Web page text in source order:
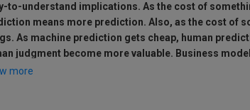
to-understand implications. As the cost of
means more prediction. Also, as the cost of
As machine prediction gets cheap, human
judgment become more valuable. Business
and organizations with an abundance of
more